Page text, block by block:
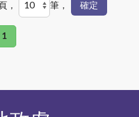
， 筆，
1